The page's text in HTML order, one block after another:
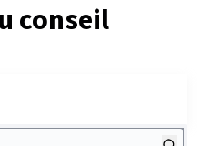
conseil